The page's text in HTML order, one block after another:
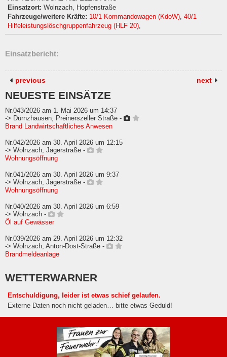
Einsatzort: Wolnzach, Hopfenstraße
Fahrzeuge/weitere Kräfte: 10/1 Kommandowagen (KdoW),40/1
Hilfeleistungslöschgruppenfahrzeug (HLF 20),
Einsatzbericht:
previous next
NEUESTE EINSÄTZE
Nr.043/2026 am 1. Mai 2026 um 14:37
-> Dürnzhausen, Preinerszeller Straße -
Brand Landwirtschaftliches Anwesen
Nr.042/2026 am 30. April 2026 um 12:15
-> Wolnzach, Jägerstraße -
Wohnungsöffnung
Nr.041/2026 am 30. April 2026 um 9:37
-> Wolnzach, Jägerstraße -
Wohnungsöffnung
Nr.040/2026 am 30. April 2026 um 6:59
-> Wolnzach -
Öl auf Gewässer
Nr.039/2026 am 29. April 2026 um 12:32
-> Wolnzach, Anton-Dost-Straße -
Brandmeldeanlage
WETTERWARNER
Entschuldigung, leider ist etwas schief gelaufen.
Externe Daten noch nicht geladen… bitte etwas Geduld!